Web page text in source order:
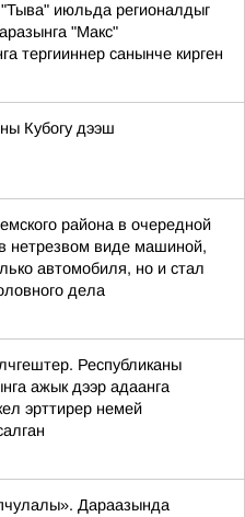
июльда регионалдыг
"Макс"
тергииннер санынче кирген
Кубогу дээш
района в очередной
нетрезвом виде машиной,
автомобиля, но и стал
дела
Республиканы
ажык дээр адаанга
эрттирер немей
Дараазында